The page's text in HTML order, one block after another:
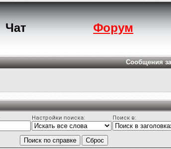
Чат Форум
Сообщения
Настройки поиска: Поиск в: